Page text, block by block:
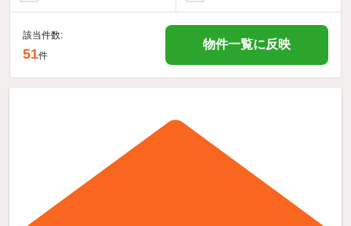
該当件数:
51件
物件一覧に反映